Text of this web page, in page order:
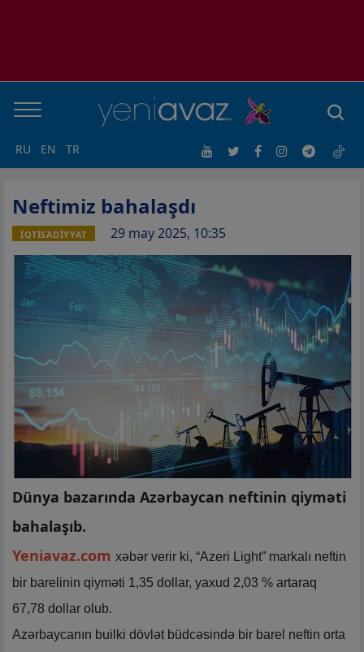
RU EN TR
Neftimiz bahalaşdı
İQTİSADİYYAT 29 may 2025, 10:35
Dünya bazarında Azərbaycan neftinin qiyməti
bahalaşıb.
Yeniavaz.com xəbər verir ki, “Azeri Light” markalı neftin
bir barelinin qiyməti 1,35 dollar, yaxud 2,03 % artaraq
67,78 dollar olub.
Azərbaycanın builki dövlət büdcəsində bir barel neftin orta